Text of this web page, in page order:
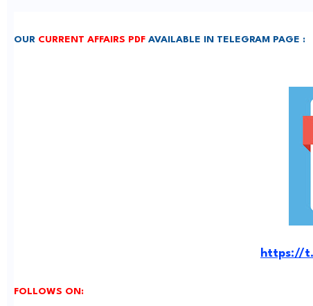
OUR CURRENT AFFAIRS PDF AVAILABLE IN TELEGRAM PAGE :
https://
FOLLOWS ON: